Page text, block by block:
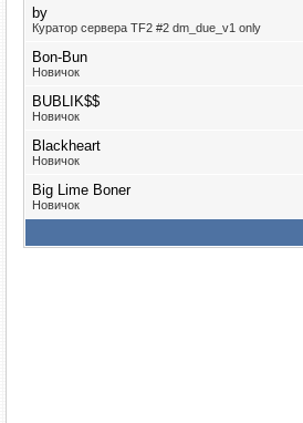
by
Куратор сервера TF2 #2 dm_due_v1 only
Bon-Bun
Новичок
BUBLIK$$
Новичок
Blackheart
Новичок
Big Lime Boner
Новичок